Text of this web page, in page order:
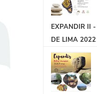
EXPANDIR II
DE LIMA 2022